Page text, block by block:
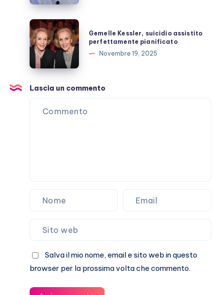
Mediaset:
cosa
accade
Gemelle
Kessler,
suicidio
assistito
perfettamente
pianificato
Gemelle Kessler, suicidio assistito
perfettamente pianificato
Novembre 19, 2025
Lascia un commento
Salva il mio nome, email e sito web in questo
browser per la prossima volta che commento.